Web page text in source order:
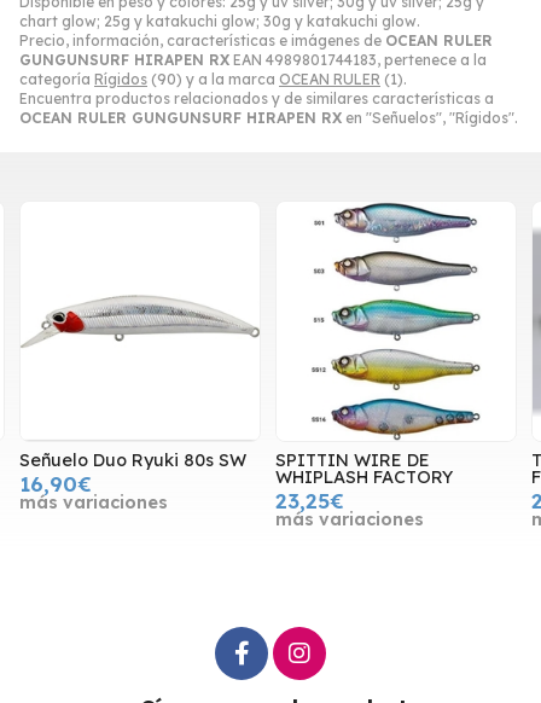
chart glow; 25g y katakuchi glow; 30g y katakuchi glow.
Precio, información, características e imágenes de OCEAN RULER
GUNGUNSURF HIRAPEN RX EAN 4989801744183, pertenece a la
categoría Rígidos (90) y a la marca OCEAN RULER (1).
Encuentra productos relacionados y de similares características a
OCEAN RULER GUNGUNSURF HIRAPEN RX en "Señuelos", "Rígidos".
Señuelo Duo Ryuki 80s SW
16,90€
más variaciones
SPITTIN WIRE DE
WHIPLASH FACTORY
23,25€
más variaciones